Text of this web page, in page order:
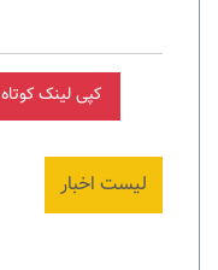
کپی لینک کوتاه
لیست اخبار